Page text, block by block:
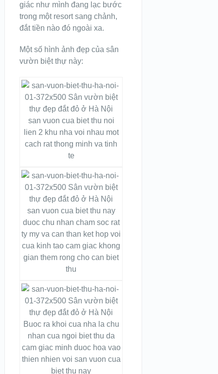
giác như mình đang lạc bước
trong một resort sang chảnh,
đắt tiền nào đó ngoài xa.
Một số hình ảnh đẹp của sân
vườn biệt thự này:
san vuon cua biet thu noi
lien 2 khu nha voi nhau mot
cach rat thong minh va tinh
te
san vuon cua biet thu nay
duoc chu nhan cham soc rat
ty my va can than ket hop voi
cua kinh tao cam giac khong
gian them rong cho can biet
thu
Buoc ra khoi cua nha la chu
nhan cua ngoi biet thu da
cam giac minh duoc hoa vao
thien nhien voi san vuon cua
biet thu nay